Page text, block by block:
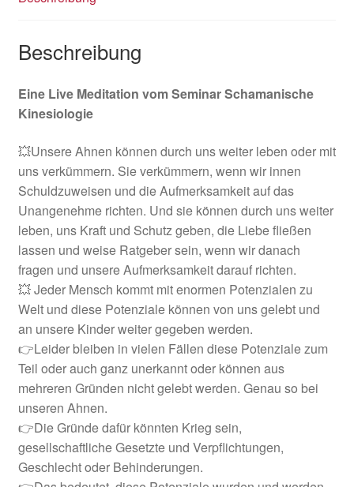
Beschreibung
Eine Live Meditation vom Seminar Schamanische
Kinesiologie
💥Unsere Ahnen können durch uns weiter leben oder mit
uns verkümmern. Sie verkümmern, wenn wir innen
Schuldzuweisen und die Aufmerksamkeit auf das
Unangenehme richten. Und sie können durch uns weiter
leben, uns Kraft und Schutz geben, die Liebe fließen
lassen und weise Ratgeber sein, wenn wir danach
fragen und unsere Aufmerksamkeit darauf richten.
💥 Jeder Mensch kommt mit enormen Potenzialen zu
Welt und diese Potenziale können von uns gelebt und
an unsere Kinder weiter gegeben werden.
👉Leider bleiben in vielen Fällen diese Potenziale zum
Teil oder auch ganz unerkannt oder können aus
mehreren Gründen nicht gelebt werden. Genau so bei
unseren Ahnen.
👉Die Gründe dafür könnten Krieg sein,
gesellschaftliche Gesetzte und Verpflichtungen,
Geschlecht oder Behinderungen.